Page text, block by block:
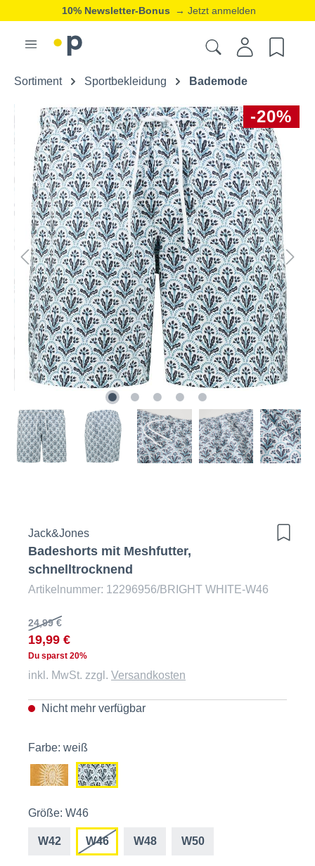
10% Newsletter-Bonus → Jetzt anmelden
Sortiment Sportbekleidung Bademode
-20%
Jack&Jones
Badeshorts mit Meshfutter,
schnelltrocknend
Artikelnummer: 12296956/BRIGHT WHITE-W46
24,99 €
19,99 €
Du sparst 20%
inkl. MwSt. zzgl. Versandkosten
Nicht mehr verfügbar
Farbe: weiß
Größe: W46
W42 W46 W48 W50